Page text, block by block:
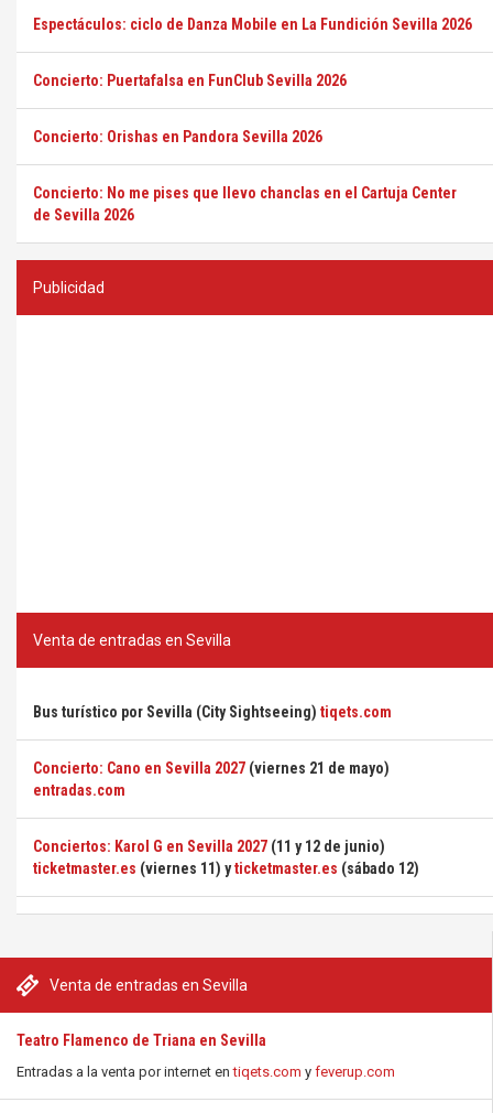
Venta de entradas en Sevilla
Teatro Flamenco de Triana en Sevilla
Entradas a la venta por internet entiqets.com y feverup.com
Espectáculos: ciclo de Danza Mobile en La Fundición Sevilla 2026
Concierto: Puertafalsa en FunClub Sevilla 2026
Concierto: Orishas en Pandora Sevilla 2026
Concierto: No me pises que llevo chanclas en el Cartuja Center
de Sevilla 2026
Publicidad
Venta de entradas en Sevilla
Bus turístico por Sevilla (City Sightseeing) tiqets.com
Concierto: Cano en Sevilla 2027 (viernes 21 de mayo)
entradas.com
Conciertos: Karol G en Sevilla 2027 (11 y 12 de junio)
ticketmaster.es (viernes 11) yticketmaster.es (sábado 12)